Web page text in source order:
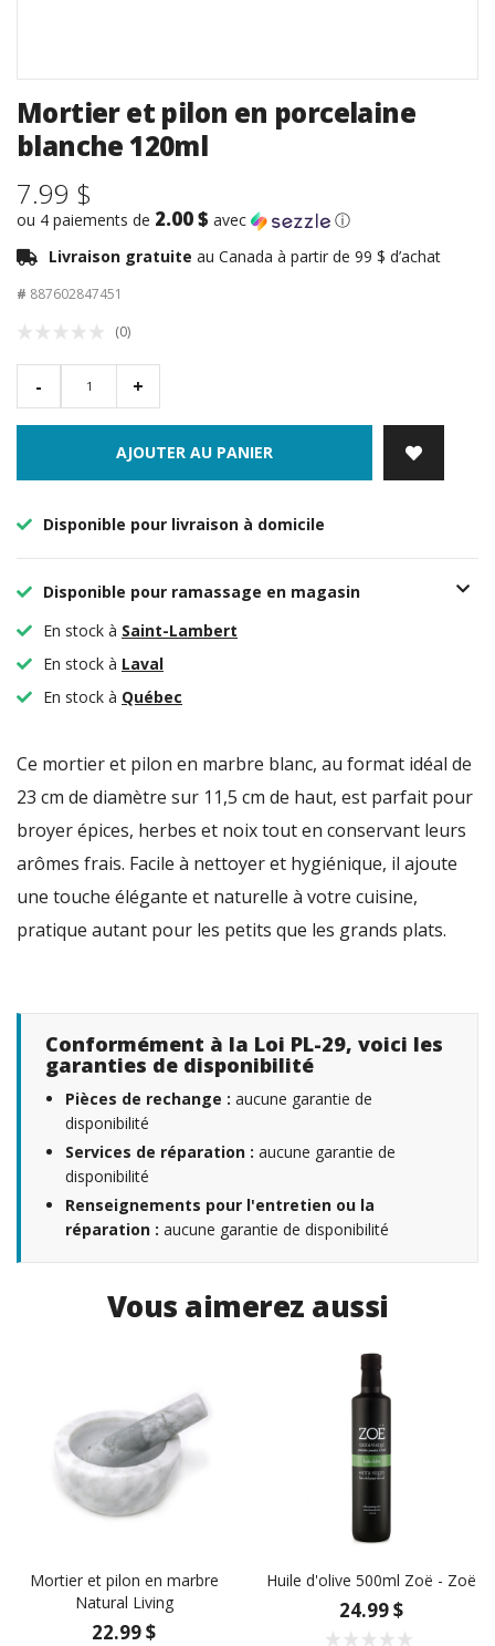
Mortier et pilon en porcelaine
blanche 120ml
7.99 $
ou 4 paiements de 2.00 $ avec
ⓘ
Livraison gratuite au Canada à partir de 99 $ d’achat
# 887602847451
(0)
- +
AJOUTER AU PANIER
Disponible pour livraison à domicile
Disponible pour ramassage en magasin
En stock à Saint-Lambert
En stock à Laval
En stock à Québec
Ce mortier et pilon en marbre blanc, au format idéal de
23 cm de diamètre sur 11,5 cm de haut, est parfait pour
broyer épices, herbes et noix tout en conservant leurs
arômes frais. Facile à nettoyer et hygiénique, il ajoute
une touche élégante et naturelle à votre cuisine,
pratique autant pour les petits que les grands plats.
Conformément à la Loi PL-29, voici les
garanties de disponibilité
Pièces de rechange : aucune garantie de
disponibilité
Services de réparation : aucune garantie de
disponibilité
Renseignements pour l'entretien ou la
réparation : aucune garantie de disponibilité
Vous aimerez aussi
Mortier et pilon en marbre
Natural Living
22.99 $
Huile d'olive 500ml Zoë - Zoë
24.99 $